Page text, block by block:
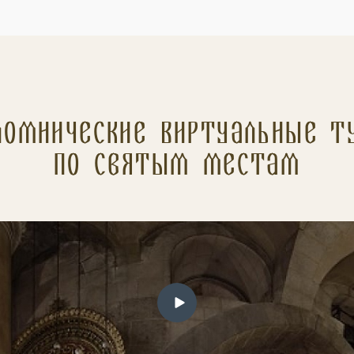
Виртуальные
по святым местам